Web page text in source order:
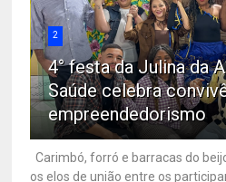
2
4° festa da Julina da
Saúde celebra
empreendedorismo
Carimbó, forró e barracas do
os elos de união entre os